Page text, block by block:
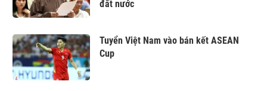
đất nước
Tuyển Việt Nam vào bán kết ASEAN
Cup